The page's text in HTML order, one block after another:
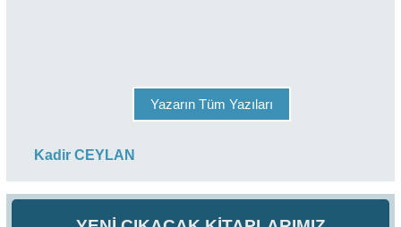
Yazarın Tüm Yazıları
Kadir CEYLAN